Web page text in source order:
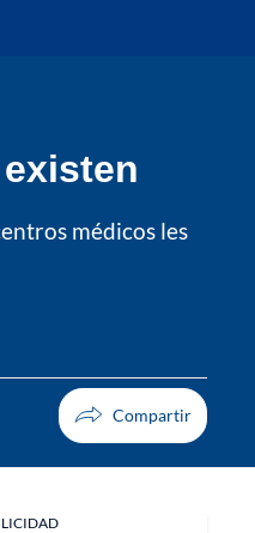
médicos les